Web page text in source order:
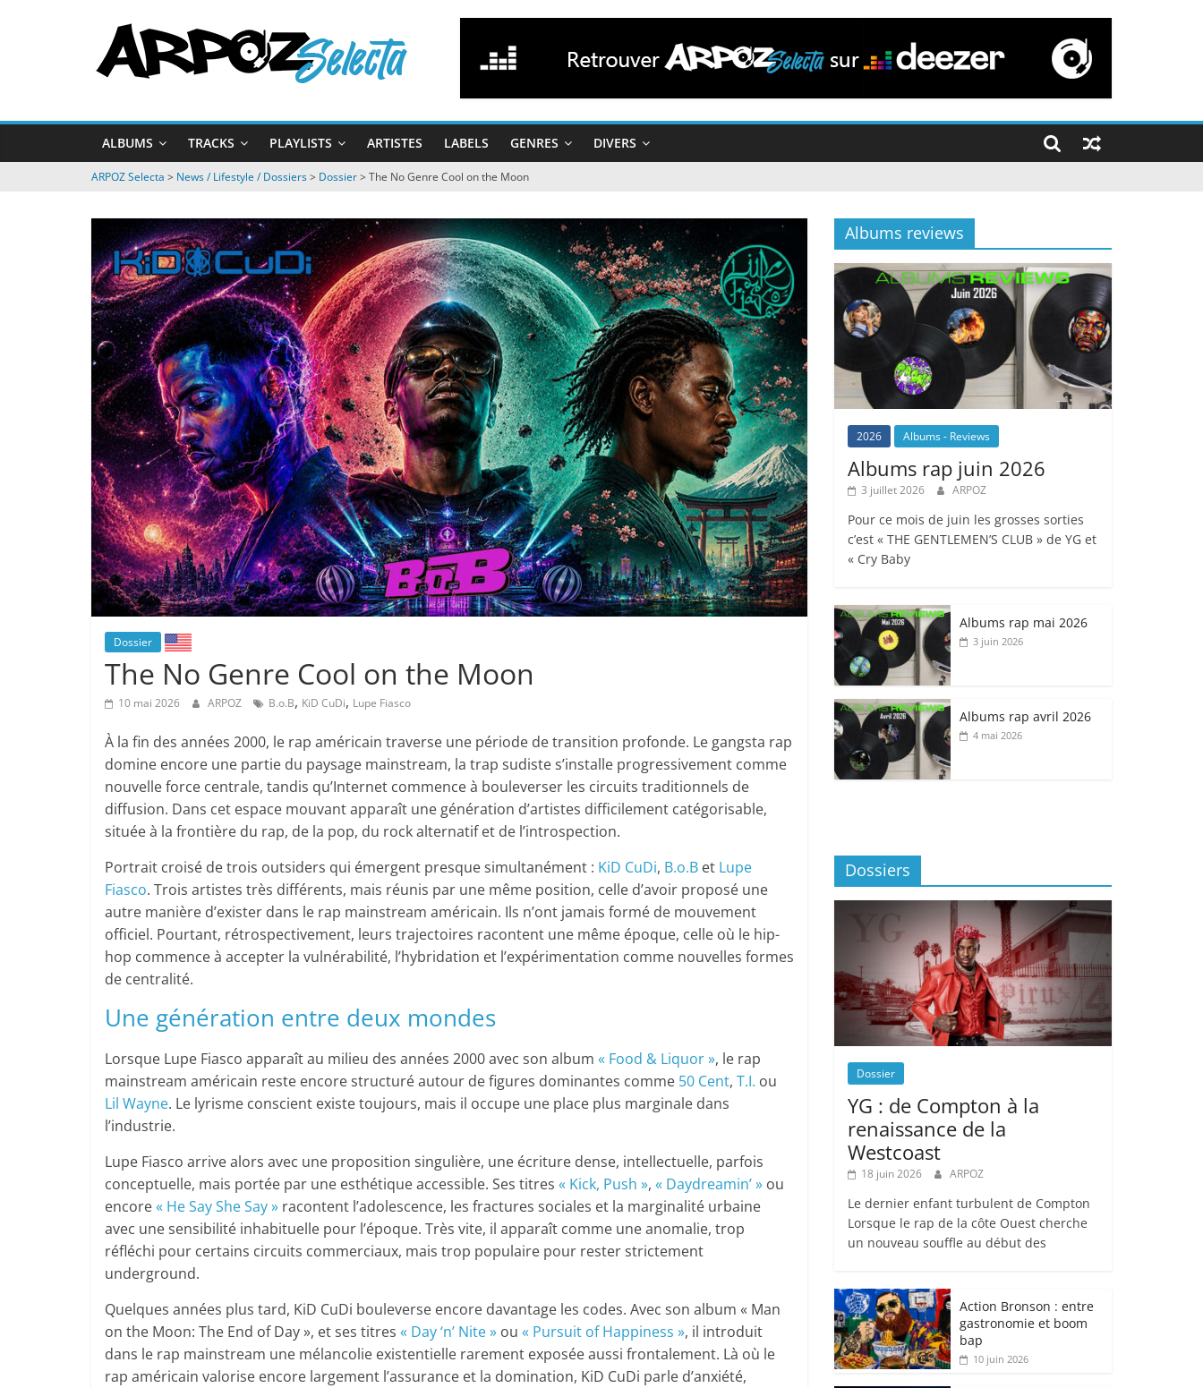
ARPOZ
Selecta
by
ARPOZ
&
ALBUMS TRACKS PLAYLISTS ARTISTES LABELS GENRES DIVERS
ARPOZ Selecta > News / Lifestyle / Dossiers> Dossier> The No Genre Cool on the Moon
Dossier
The No Genre Cool on the Moon
10 mai 2026 ARPOZ B.o.B, KiD CuDi, Lupe Fiasco
À la fin des années 2000, le rap américain traverse une période de transition profonde. Le gangsta rap
domine encore une partie du paysage mainstream, la trap sudiste s’installe progressivement comme
nouvelle force centrale, tandis qu’Internet commence à bouleverser les circuits traditionnels de
diffusion. Dans cet espace mouvant apparaît une génération d’artistes difficilement catégorisable,
située à la frontière du rap, de la pop, du rock alternatif et de l’introspection.
Portrait croisé de trois outsiders qui émergent presque simultanément : KiD CuDi, B.o.B et Lupe
Fiasco. Trois artistes très différents, mais réunis par une même position, celle d’avoir proposé une
autre manière d’exister dans le rap mainstream américain. Ils n’ont jamais formé de mouvement
officiel. Pourtant, rétrospectivement, leurs trajectoires racontent une même époque, celle où le hip-
hop commence à accepter la vulnérabilité, l’hybridation et l’expérimentation comme nouvelles formes
de centralité.
Une génération entre deux mondes
Lorsque Lupe Fiasco apparaît au milieu des années 2000 avec son album « Food & Liquor », le rap
mainstream américain reste encore structuré autour de figures dominantes comme 50 Cent, T.I. ou
Lil Wayne. Le lyrisme conscient existe toujours, mais il occupe une place plus marginale dans
l’industrie.
Lupe Fiasco arrive alors avec une proposition singulière, une écriture dense, intellectuelle, parfois
conceptuelle, mais portée par une esthétique accessible. Ses titres « Kick, Push », « Daydreamin’ » ou
encore« He Say She Say » racontent l’adolescence, les fractures sociales et la marginalité urbaine
avec une sensibilité inhabituelle pour l’époque. Très vite, il apparaît comme une anomalie, trop
réfléchi pour certains circuits commerciaux, mais trop populaire pour rester strictement
underground.
Quelques années plus tard, KiD CuDi bouleverse encore davantage les codes. Avec son album « Man
on the Moon: The End of Day », et ses titres « Day ‘n’ Nite » ou « Pursuit of Happiness », il introduit
dans le rap mainstream une mélancolie existentielle rarement exposée aussi frontalement. Là où le
rap américain valorise encore largement l’assurance et la domination, KiD CuDi parle d’anxiété,
Albums reviews
2026 Albums - Reviews
Albums rap juin 2026
3 juillet 2026 ARPOZ
Pour ce mois de juin les grosses sorties
c’est « THE GENTLEMEN’S CLUB » de YG et
« Cry Baby
Albums rap mai 2026
3 juin 2026
Albums rap avril 2026
4 mai 2026
Dossiers
Dossier
YG : de Compton à la
renaissance de la
Westcoast
18 juin 2026 ARPOZ
Le dernier enfant turbulent de Compton
Lorsque le rap de la côte Ouest cherche
un nouveau souffle au début des
Action Bronson : entre
gastronomie et boom
bap
10 juin 2026